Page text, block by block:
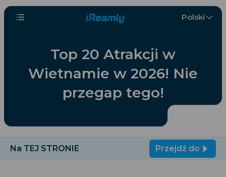
Polski
Top 20 Atrakcji w
Wietnamie w 2026! Nie
przegap tego!
Na TEJ STRONIE Przejdź do